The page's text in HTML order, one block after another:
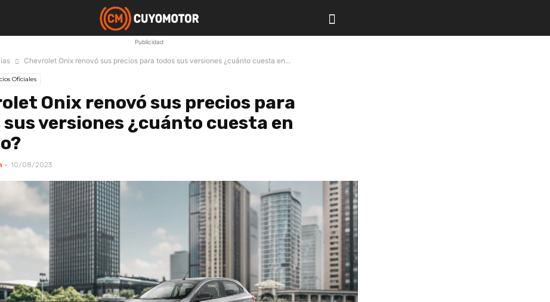
Publicidad
Chevrolet Onix renovó sus precios para todos sus versiones ¿cuánto cuesta en...
Oficiales
Onix renovó sus precios para
versiones ¿cuánto cuesta en
- 10/08/2023